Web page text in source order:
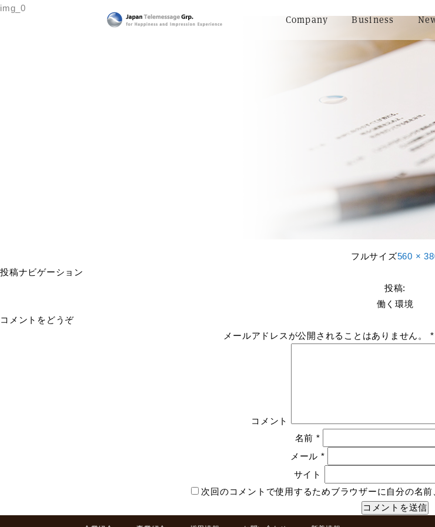
Company Business
img_0
フルサイズ560 ×
投稿ナビゲーション
投稿:
働く環境
コメントをどうぞ
メールアドレスが公開されることはありません。
*
コメント
名前 *
メール *
サイト
次回のコメントで使用するためブラウザーに自分の名